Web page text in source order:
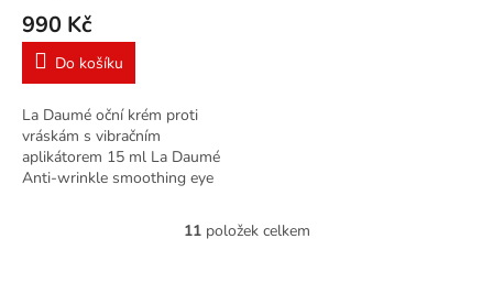
990 Kč
Do košíku
La Daumé oční krém proti
vráskám s vibračním
aplikátorem 15 ml La Daumé
Anti-wrinkle smoothing eye
je unikátním spojením těch
O
11položek celkem